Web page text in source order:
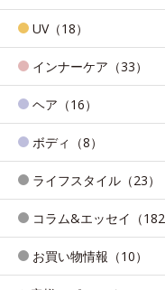
UV（18）
インナーケア（33）
ヘア（16）
ボディ（8）
ライフスタイル（23）
コラム&エッセイ（182
お買い物情報（10）